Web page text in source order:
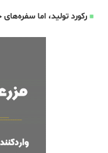
رکورد تولید، اما